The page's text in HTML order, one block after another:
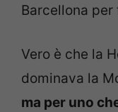
Barcellona
Vero è che la
dominava la
ma per uno